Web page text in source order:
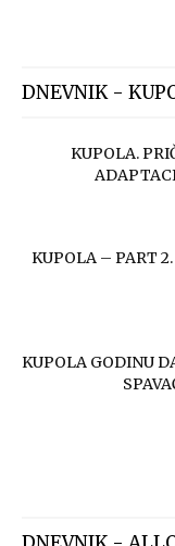
DNEVNIK -
KUPOLA.
KUPOLA – PART
KUPOLA GODINU